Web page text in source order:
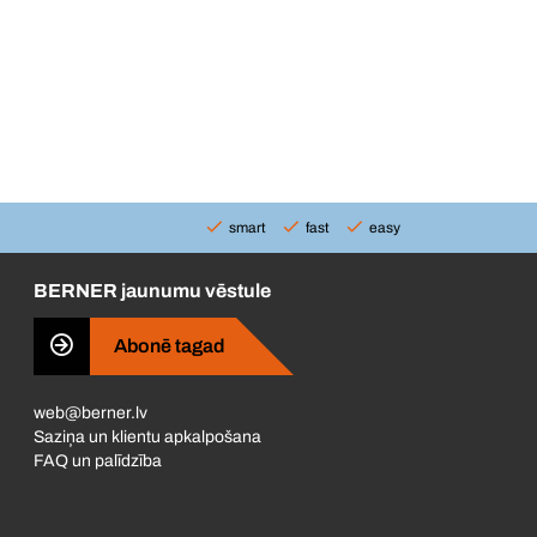
smart fast easy
BERNER jaunumu vēstule
Abonē tagad
web@berner.lv
Saziņa un klientu apkalpošana
FAQ un palīdzība